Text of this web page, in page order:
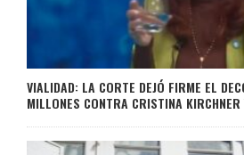
VIALIDAD: LA CORTE DEJÓ FIRME EL
MILLONES CONTRA CRISTINA KIRCHNER